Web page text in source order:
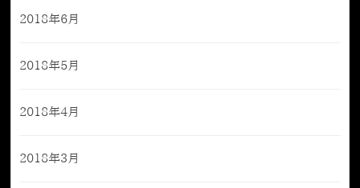
2018年6月
2018年5月
2018年4月
2018年3月